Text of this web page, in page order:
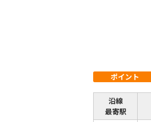
ポイント
沿線
最寄駅